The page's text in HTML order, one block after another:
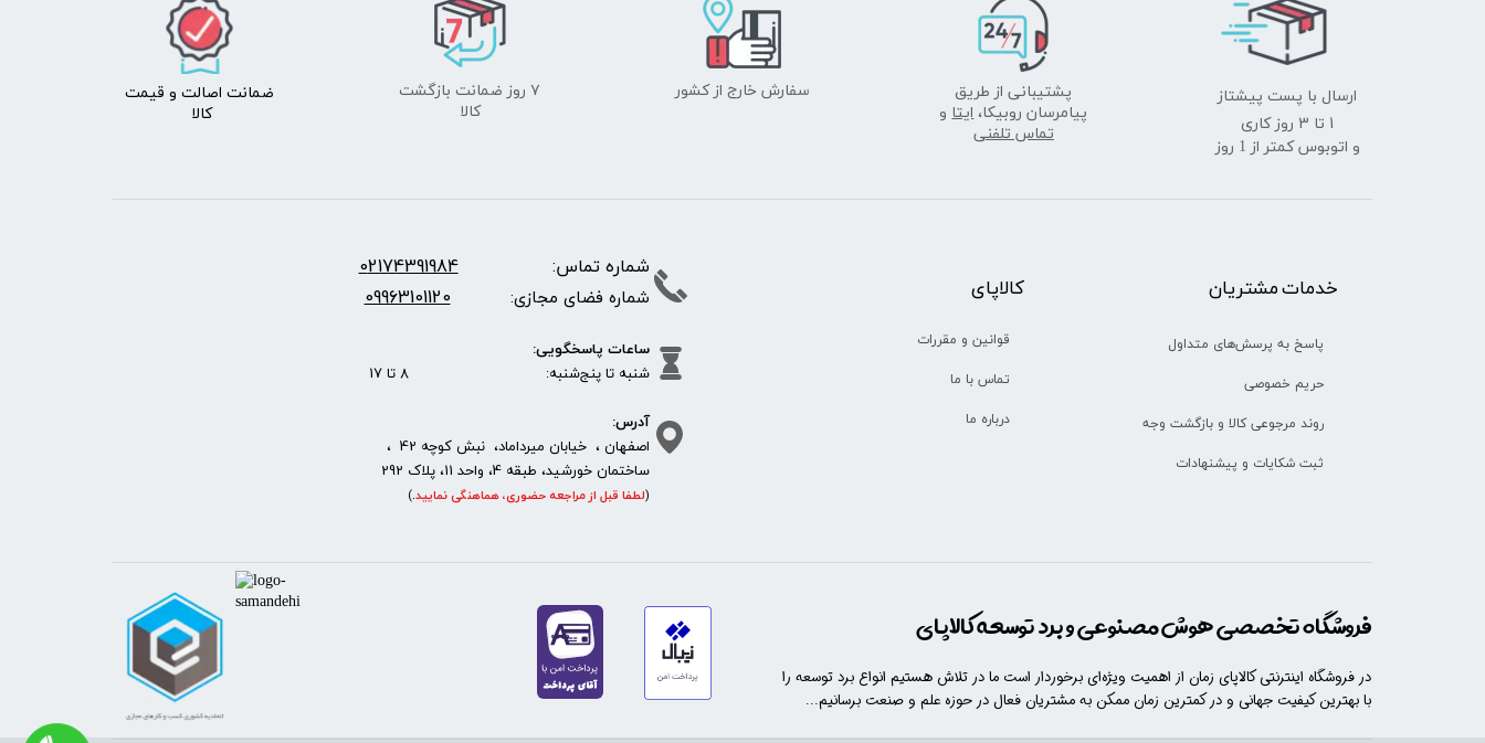
ارسال با پست پیشتاز
​​​​​​​1 تا 3 روز کاری
و اتوبوس کمتر از 1 روز
پشتیبانی از طریق
پیامرسان روبیکا،ایتاو
تماس تلفنی
سفارش خارج از کشور
۷ روز ضمانت بازگشت
​​​​​​​کالا
ضمانت اصالت و قیمت​​​​​​​
کالا ​​​​​​​
خدمات مشتریان
پاسخ به پرسش‌های متداول
حریم خصوصی
روند مرجوعی کالا و بازگشت وجه
ثبت شکایات و پیشنهادات
​​کالاپای
قوانین و مقررات
تماس با ما
درباره ما
فروشگاه تخصصی هوش مصنوعی و برد توسعه کالاپای
در فروشگاه اینترنتی کالاپای زمان از اهمیت ویژه‌ای برخوردار است ما در تلاش هستیم انواع برد توسعه را
با​​​ بهترین کیفیت جهانی و در کمترین زمان ممکن به مشتریان فعال در حوزه علم و صنعت برسانیم...
شماره تماس: 02174391984
شماره فضای مجازی: 09963101120
ساعات پاسخگویی:
شنبه تا پنج‌شنبه: 8 تا 17
آدرس:
اصفهان ، خیابان میرداماد، نبش کوچه 42 ،
ساختمان خورشید، طبقه 4، واحد 11، پلاک 292
(لطفا قبل از مراجعه حضوری، هماهنگی نمایید.
)